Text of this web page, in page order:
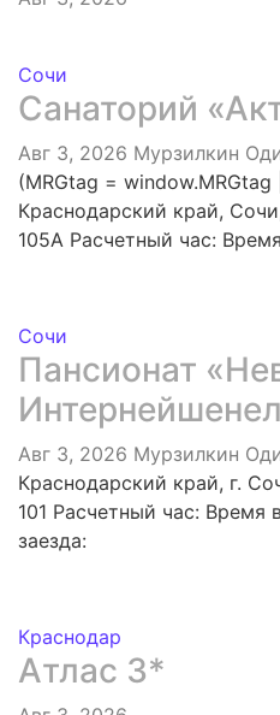
Сочи
Санаторий
Авг 3, 2026 Мурзилкин
(MRGtag =
Краснодарский край,
105А Расчетный час:
Сочи
Пансионат
Авг 3, 2026 Мурзилкин
Краснодарский край, г.
101 Расчетный час: Время
заезда:
Краснодар
Атлас 3*